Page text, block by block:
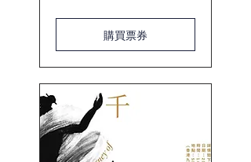
購買票券